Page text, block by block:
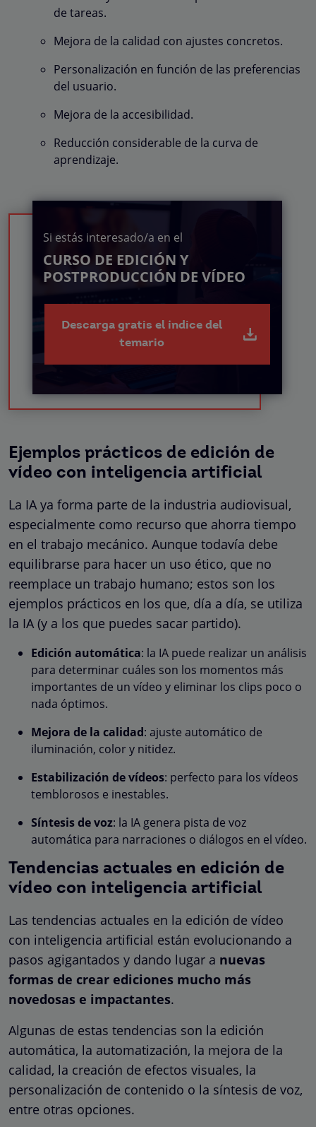
de tareas.
Mejora de la calidad con ajustes concretos.
Personalización en función de las preferencias
del usuario.
Mejora de la accesibilidad.
Reducción considerable de la curva de
aprendizaje.
Si estás interesado/a en el
CURSO DE EDICIÓN Y
POSTPRODUCCIÓN DE VÍDEO
Descarga gratis el índice del
temario
Ejemplos prácticos de edición de
vídeo con inteligencia artificial
La IA ya forma parte de la industria audiovisual,
especialmente como recurso que ahorra tiempo
en el trabajo mecánico. Aunque todavía debe
equilibrarse para hacer un uso ético, que no
reemplace un trabajo humano; estos son los
ejemplos prácticos en los que, día a día, se utiliza
la IA (y a los que puedes sacar partido).
Edición automática: la IA puede realizar un análisis
para determinar cuáles son los momentos más
importantes de un vídeo y eliminar los clips poco o
nada óptimos.
Mejora de la calidad: ajuste automático de
iluminación, color y nitidez.
Estabilización de vídeos: perfecto para los vídeos
temblorosos e inestables.
Síntesis de voz: la IA genera pista de voz
automática para narraciones o diálogos en el vídeo.
Tendencias actuales en edición de
vídeo con inteligencia artificial
Las tendencias actuales en la edición de vídeo
con inteligencia artificial están evolucionando a
pasos agigantados y dando lugar a nuevas
formas de crear ediciones mucho más
novedosas e impactantes.
Algunas de estas tendencias son la edición
automática, la automatización, la mejora de la
calidad, la creación de efectos visuales, la
personalización de contenido o la síntesis de voz,
entre otras opciones.